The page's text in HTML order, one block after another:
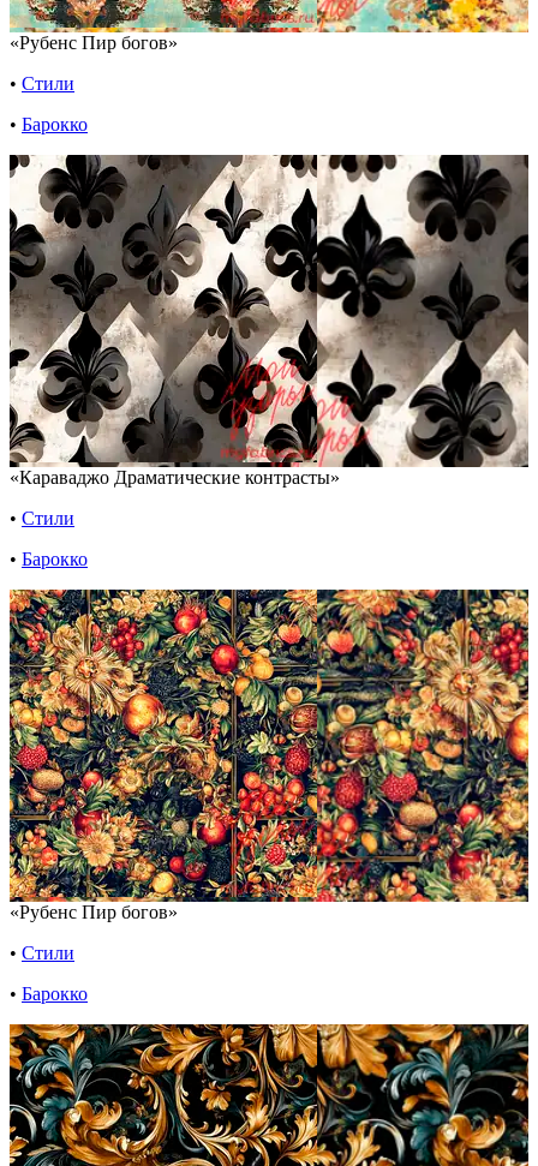
«Рубенс Пир богов»
• Стили
• Барокко
«Караваджо Драматические контрасты»
• Стили
• Барокко
«Рубенс Пир богов»
• Стили
• Барокко